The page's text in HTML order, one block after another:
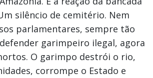
silêncio de cemitério. Nem
parlamentares, sempre tão
garimpeiro ilegal, agora
O garimpo destrói o rio,
corrompe o Estado e